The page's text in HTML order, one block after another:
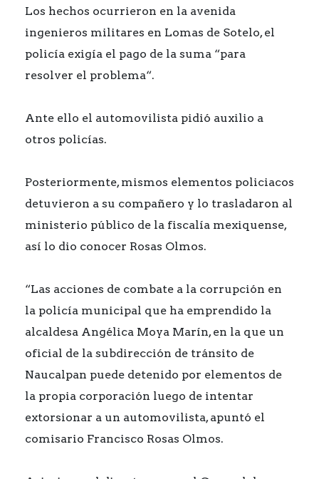
Los hechos ocurrieron en la avenida
ingenieros militares en Lomas de Sotelo, el
policía exigía el pago de la suma “para
resolver el problema“.
Ante ello el automovilista pidió auxilio a
otros policías.
Posteriormente, mismos elementos policiacos
detuvieron a su compañero y lo trasladaron al
ministerio público de la fiscalía mexiquense,
así lo dio conocer Rosas Olmos.
“Las acciones de combate a la corrupción en
la policía municipal que ha emprendido la
alcaldesa Angélica Moya Marín, en la que un
oficial de la subdirección de tránsito de
Naucalpan puede detenido por elementos de
la propia corporación luego de intentar
extorsionar a un automovilista, apuntó el
comisario Francisco Rosas Olmos.